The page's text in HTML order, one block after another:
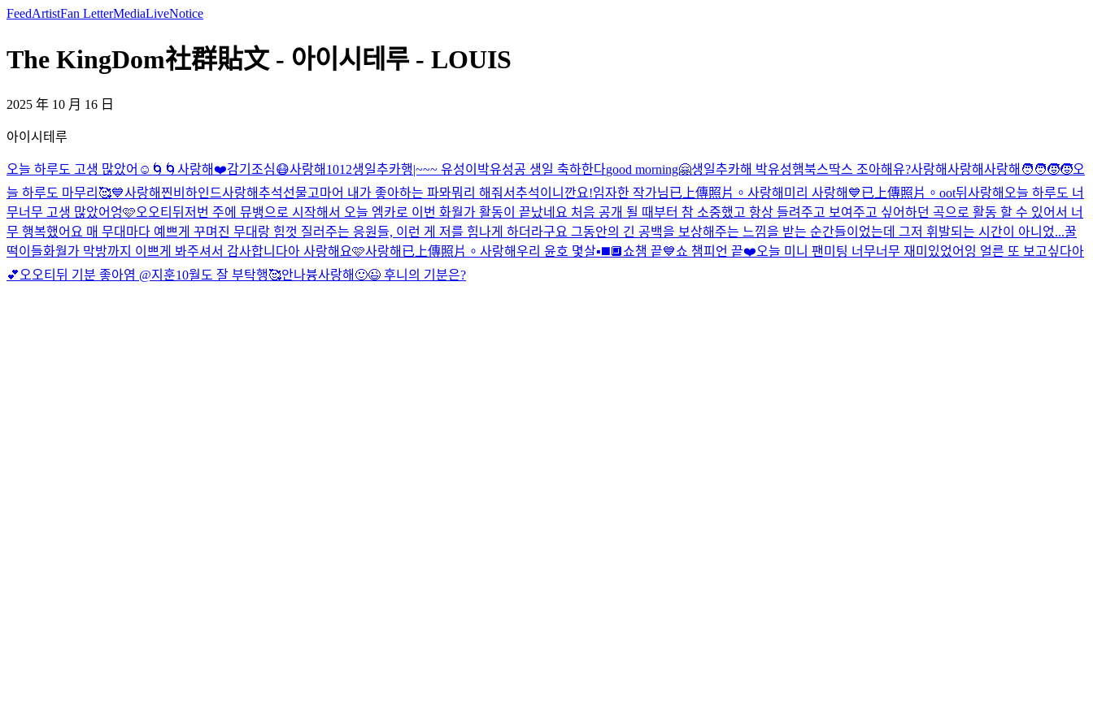
FeedArtistFan LetterMediaLiveNotice
The KingDom社群貼文 - 아이시테루 - LOUIS
2025 年 10 月 16 日
아이시테루
오늘 하루도 고생 많았어☺️ 🌀🌀 사랑해 ❤️감기조심😷사랑해 1012생일추카행|~~~ 유성이 박유성공 생일 축하한다good morning🤗생일추카해 박유성햄북스딱스 조아해유?사랑해사랑해사랑해 🧑‍🧑‍🧒‍🧒오
늘 하루도 마무리🥰💙사랑해찐비하인드사랑해추석선물고마어 내가 좋아하는 파뫄뭐리 해줘서추석이니깐요!임자한 작가님已上傳照片。 사랑해 미리 사랑해 💙已上傳照片。 oot뒤 사랑해 오늘 하루도 너
무너무 고생 많았어엉🩷오오티뒤 저번 주에 뮤뱅으로 시작해서 오늘 엠카로 이번 화월가 활동이 끝났네요 처음 공개 될 때부터 참 소중했고 항상 들려주고 보여주고 싶어하던 곡으로 활동 할 수 있어서 너
무 행복했어요 매 무대마다 예쁘게 꾸며진 무대랑 힘껏 질러주는 응원들, 이런 게 저를 힘나게 하더라구요 그동안의 긴 공백을 보상해주는 느낌을 받는 순간들이었는데 그저 휘발되는 시간이 아니었...꿀
떡이들화월가 막방까지 이쁘게 봐주셔서 감사합니다아 사랑해요🩷사랑해 已上傳照片。 사랑해우리 윤호 몇살▪️◼️🔲쇼챔 끝💙쇼 챔피언 끝❤️오늘 미니 팬미팅 너무너무 재미있었어잉 얼른 또 보고싶다아
💕 오오티뒤 기분 좋아염 @지훈10월도 잘 부탁행🥰안나븅사랑해 🙂😉 후니의 기분은?